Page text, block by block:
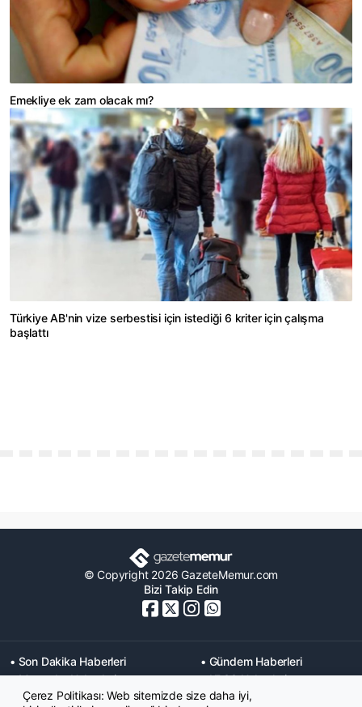
Emekliye ek zam olacak mı?
Türkiye AB'nin vize serbestisi için istediği 6 kriter için çalışma
başlattı
© Copyright 2026 GazeteMemur.com
Bizi Takip Edin
• Son Dakika Haberleri
• Gündem Haberleri
• Memurlar Haberleri
• KPSS Haberleri
• Ekonomi Haberleri
• Eğitim Haberleri
Çerez Politikası: Web sitemizde size daha iyi,